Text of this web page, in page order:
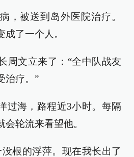
，被送到岛外医院治疗。
了一个人。
周文立来了：“全中队战友
治疗。”
过海，路程近3小时。每隔
轮流来看望他。
根的浮萍。现在我长出了